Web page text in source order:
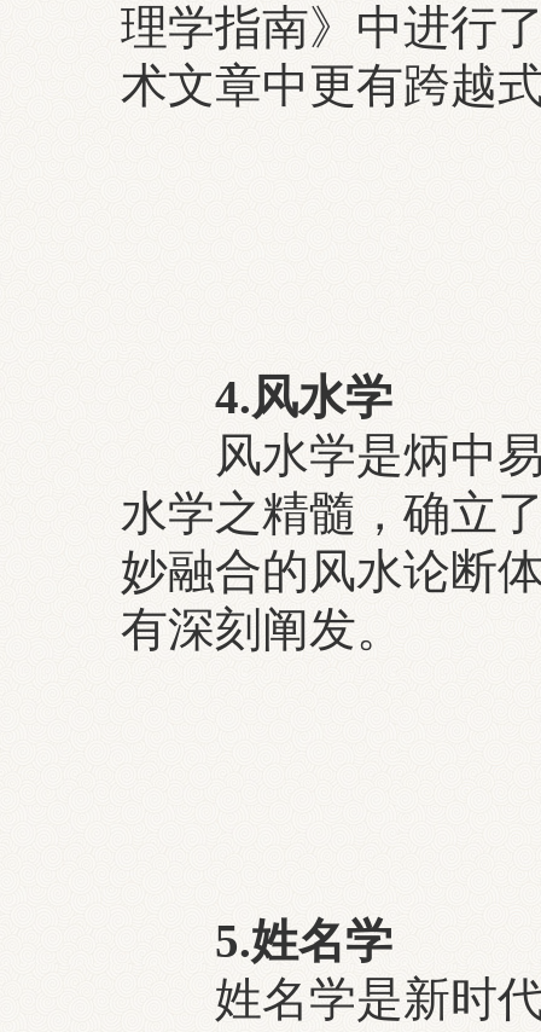
理学指南》中进行
术文章中更有跨越
4.风水学
风水学是炳中易
水学之精髓，确立
妙融合的风水论断
有深刻阐发。
5.姓名学
姓名学是新时代